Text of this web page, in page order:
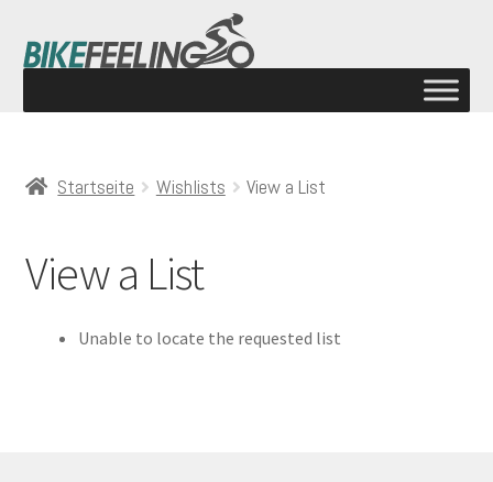
Startseite Wishlists View a List
View a List
Unable to locate the requested list